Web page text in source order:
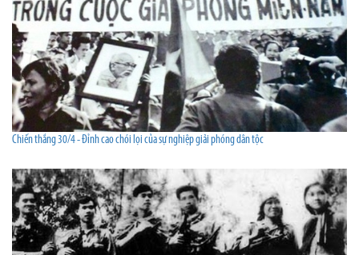
Chiến thắng 30/4 - Đỉnh cao chói lọi của sự nghiệp giải phóng dân tộc